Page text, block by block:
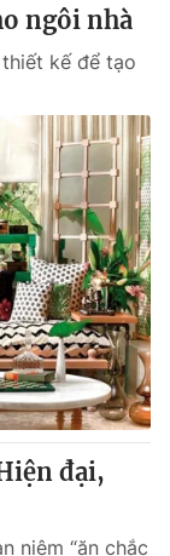
ngôi nhà
kế để tạo
đại,
niệm “ăn chắc